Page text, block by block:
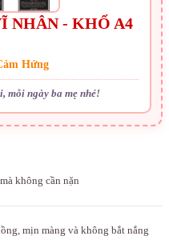
NHÂN - KHỔ A4
Hứng
mỗi ngày ba mẹ nhé!
không cần nặn
mịn màng và không bắt nắng